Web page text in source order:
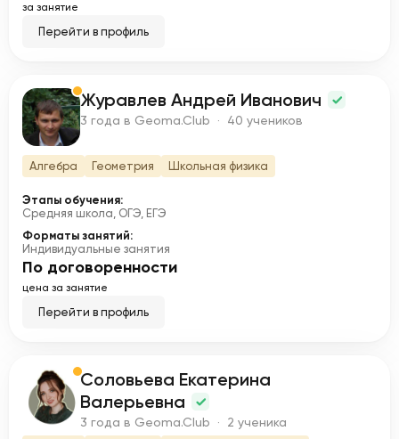
за занятие
Перейти в профиль
Ж Журавлев Андрей Иванович
3 года в Geoma.Club · 40 учеников
Алгебра Геометрия Школьная физика
Этапы обучения:
Средняя школа, ОГЭ, ЕГЭ
Форматы занятий:
Индивидуальные занятия
По договоренности
цена за занятие
Перейти в профиль
С Соловьева Екатерина
Валерьевна
3 года в Geoma.Club · 2 ученика